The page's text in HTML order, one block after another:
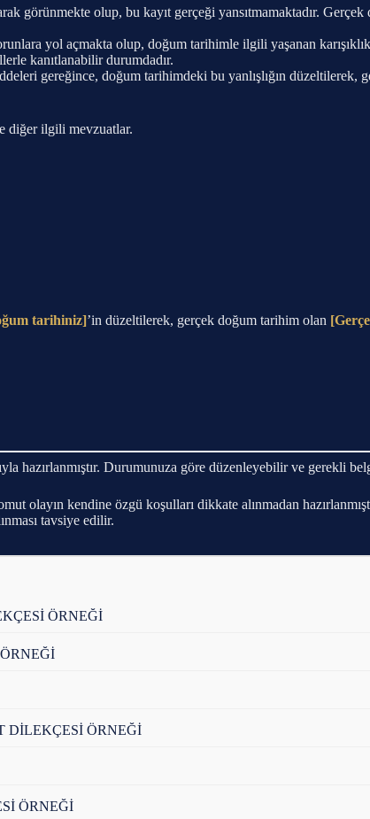
görünmekte olup, bu kayıt gerçeği yansıtmamaktadır.
yol açmakta olup, doğum tarihimle ilgili yaşanan
kanıtlanabilir durumdadır.
gereğince, doğum tarihimdeki bu yanlışlığın düzeltilerek,
diğer ilgili mevzuatlar.
tarihiniz]’in düzeltilerek, gerçek doğum tarihim olan
hazırlanmıştır. Durumunuza göre düzenleyebilir ve gerekli
olayın kendine özgü koşulları dikkate alınmadan
tavsiye edilir.
ÖRNEĞİ
DİLEKÇESİ ÖRNEĞİ
ÖRNEĞİ